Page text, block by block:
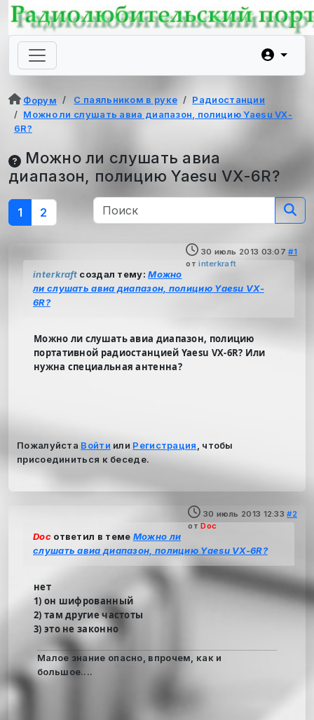
Форум С паяльником в руке
Радиостанции
Можно ли слушать авиа диапазон, полицию Yaesu VX-
6R?
Можно ли слушать авиа
диапазон, полицию Yaesu VX-6R?
1 2
30 июль 2013 03:07 #1
отinterkraft
interkraft создал тему:Можно
ли слушать авиа диапазон, полицию Yaesu VX-
6R?
Можно ли слушать авиа диапазон, полицию
портативной радиостанцией Yaesu VX-6R? Или
нужна специальная антенна?
Пожалуйста Войти или Регистрация
, чтобы
присоединиться к беседе.
30 июль 2013 12:33 #2
отDoc
Docответил в теме Можно ли
слушать авиа диапазон, полицию Yaesu VX-6R?
нет
1) он шифрованный
2) там другие частоты
3) это не законно
Малое знание опасно, впрочем, как и
большое....